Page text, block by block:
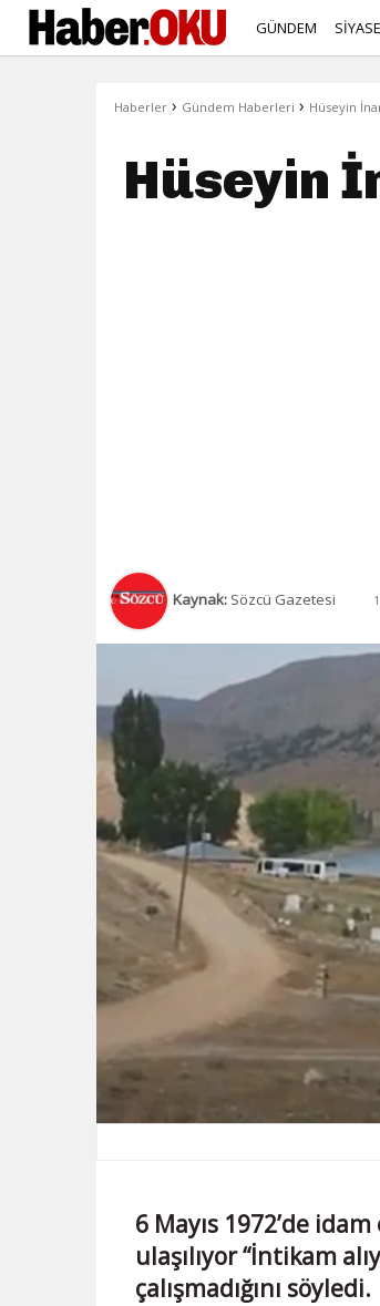
GÜNDEM
Haberler › Gündem Haberleri › Hüseyin
Hüseyin
Kaynak: Sözcü Gazetesi
6 Mayıs 1972’de
ulaşılıyor “İntikam
çalışmadığını söyledi.